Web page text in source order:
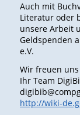
Auch mit
Literatur oder
unsere Arbeit
Geldspenden
e.V.
Wir freuen uns
Ihr Team
http://wiki-